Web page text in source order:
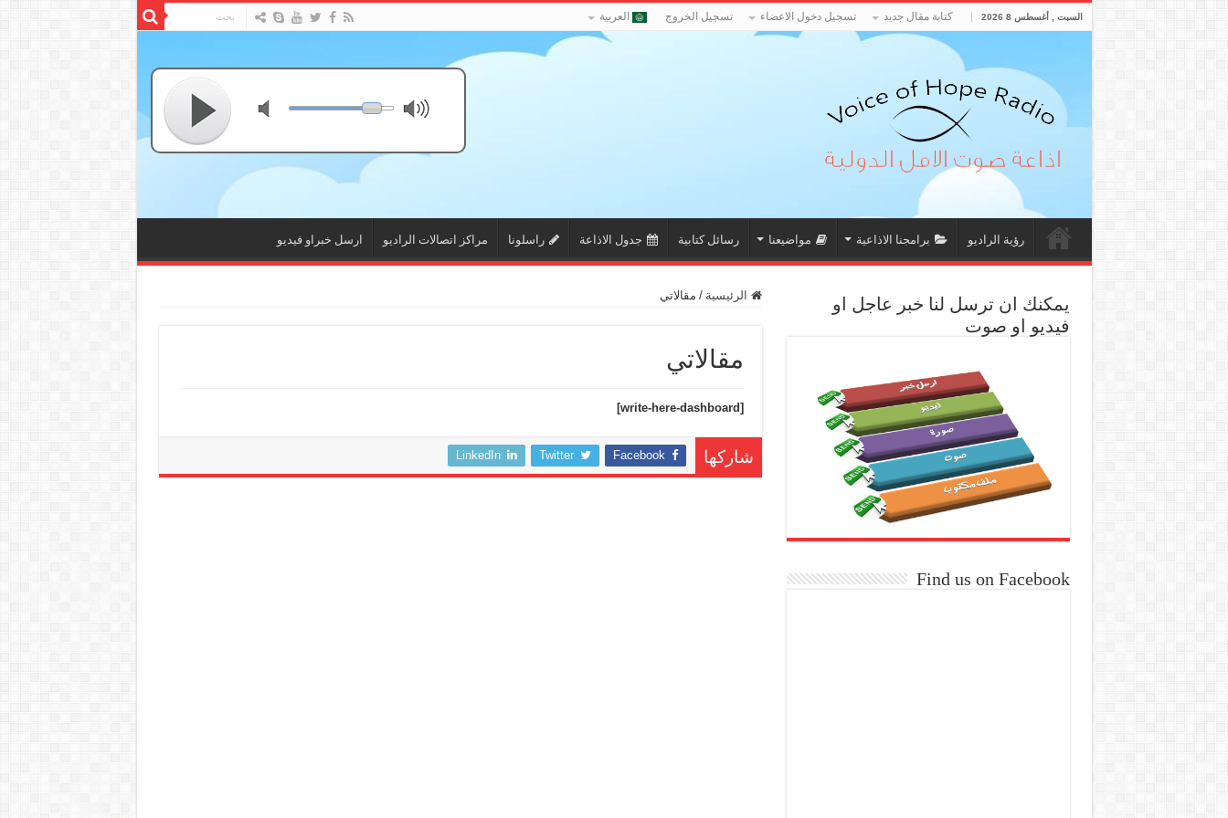
السبت , أغسطس 8 2026 كتابة مقال جديد تسجيل دخول الاعضاء تسجيل الخروج العربية
رؤية الراديو برامجنا الاذاعية مواضيعنا رسائل كتابية جدول الاذاعة راسلونا مراكز اتصالات الراديو ارسل خبراو فيديو
الرئيسية / مقالاتي
مقالاتي
[write-here-dashboard]
شاركها Facebook
Twitter
LinkedIn
يمكنك ان ترسل لنا خبر عاجل او
فيديو او صوت
Find us on Facebook